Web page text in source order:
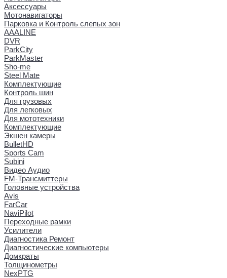
Аксессуары
Мотонавигаторы
Парковка и Контроль слепых зон
AAALINE
DVR
ParkCity
ParkMaster
Sho-me
Steel Mate
Комплектующие
Контроль шин
Для грузовых
Для легковых
Для мототехники
Комплектующие
Экшен камеры
BulletHD
Sports Cam
Subini
Видео Аудио
FM-Трансмиттеры
Головные устройства
Avis
FarCar
NaviPilot
Переходные рамки
Усилители
Диагностика Ремонт
Диагностические компьютеры
Домкраты
Толщинометры
NexPTG